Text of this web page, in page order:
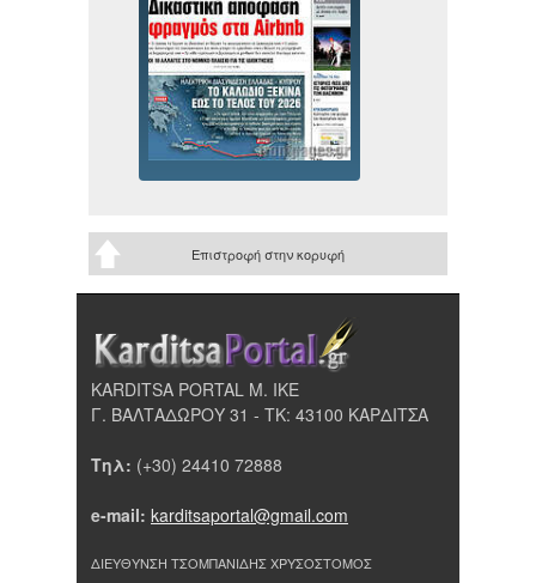
Επιστροφή στην κορυφή
KARDITSA PORTAL Μ. ΙΚΕ
Γ. ΒΑΛΤΑΔΩΡΟΥ 31 - ΤΚ: 43100 ΚΑΡΔΙΤΣΑ
Τηλ: (+30) 24410 72888
e-mail: karditsaportal@gmail.com
ΔΙΕΥΘΥΝΣΗ ΤΣΟΜΠΑΝΙΔΗΣ ΧΡΥΣΟΣΤΟΜΟΣ